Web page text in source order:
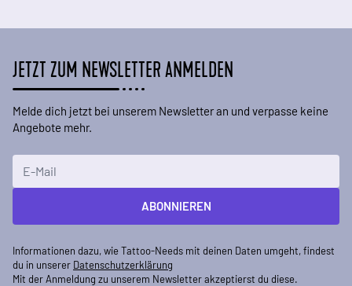
JETZT ZUM NEWSLETTER ANMELDEN
Melde dich jetzt bei unserem Newsletter an und verpasse keine
Angebote mehr.
ABONNIEREN
Informationen dazu, wie Tattoo-Needs mit deinen Daten umgeht, findest
du in unserer Datenschutzerklärung
Mit der Anmeldung zu unserem Newsletter akzeptierst du diese.